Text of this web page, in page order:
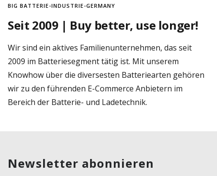
BIG BATTERIE-INDUSTRIE-GERMANY
Seit 2009 | Buy better, use longer!
Wir sind ein aktives Familienunternehmen, das seit
2009 im Batteriesegment tätig ist. Mit unserem
Knowhow über die diversesten Batteriearten gehören
wir zu den führenden E-Commerce Anbietern im
Bereich der Batterie- und Ladetechnik.
Newsletter abonnieren